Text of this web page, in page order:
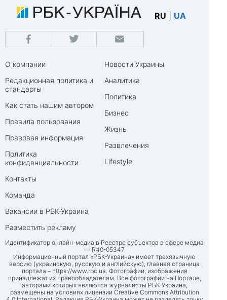
RU UA
О компании
Редакционная политика и
стандарты
Как стать нашим автором
Правила пользования
Правовая информация
Политика
конфиденциальности
Контакты
Команда
Вакансии в РБК-Украина
Разместить рекламу
Новости Украины
Аналитика
Политика
Бизнес
Жизнь
Развлечения
Lifestyle
Идентификатор онлайн-медиа в Реестре субъектов в сфере медиа
— R40-05347
Информационный портал «РБК-Украина» имеет трехязычную
версию (украинскую, русскую и английскую), главная страница
портала – https://www.rbc.ua. Фотографии, изображения
принадлежат их правообладателям. Все фотографии на Портале,
авторами которых являются журналисты РБК-Украина,
размещены на условиях лицензии Creative Commons Attribution